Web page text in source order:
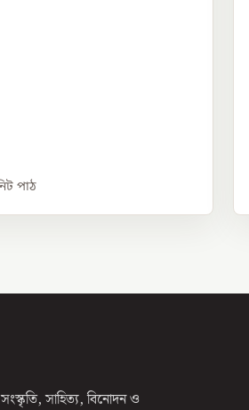
পাঠ
সাহিত্য, বিনোদন ও